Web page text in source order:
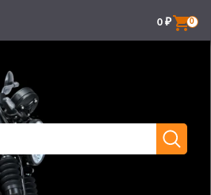
0
0 ₽